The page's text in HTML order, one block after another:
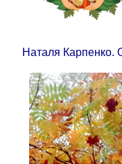
Наталя Карпенко.